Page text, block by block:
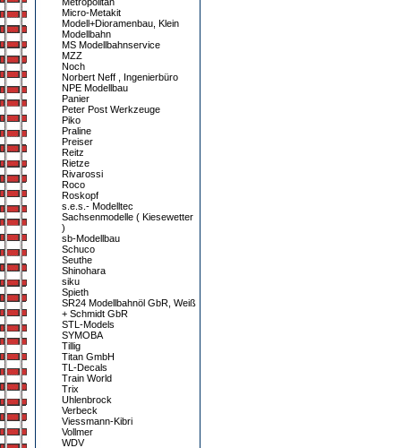
Micro-Metakit
Modell+Dioramenbau, Klein
Modellbahn
MS Modellbahnservice
MZZ
Noch
Norbert Neff , Ingenierbüro
NPE Modellbau
Panier
Peter Post Werkzeuge
Piko
Praline
Preiser
Reitz
Rietze
Rivarossi
Roco
Roskopf
s.e.s.- Modelltec
Sachsenmodelle ( Kiesewetter
)
sb-Modellbau
Schuco
Seuthe
Shinohara
siku
Spieth
SR24 Modellbahnöl GbR, Weiß
+ Schmidt GbR
STL-Models
SYMOBA
Tillig
Titan GmbH
TL-Decals
Train World
Trix
Uhlenbrock
Verbeck
Viessmann-Kibri
Vollmer
WDV